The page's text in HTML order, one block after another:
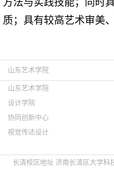
质；具有较高艺术审美
山东艺术学院
山东艺术学院
设计学院
协同创新中心
视觉传达设计
长清校区地址 济南长清区大学科